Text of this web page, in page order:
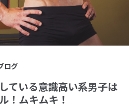
ログ
ている意識高い系男子は
！ムキムキ！